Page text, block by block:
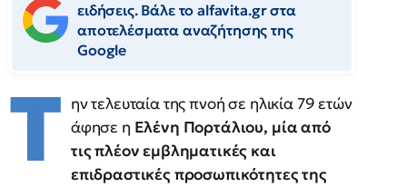
ειδήσεις. Βάλε το alfavita.gr στα
αποτελέσματα αναζήτησης της
Google
Τ ην τελευταία της πνοή σε ηλικία 79 ετών
άφησε η Ελένη Πορτάλιου, μία από
τις πλέον εμβληματικές και
επιδραστικές προσωπικότητες της